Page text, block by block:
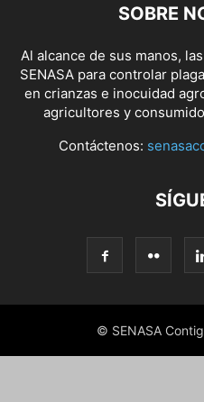
SOBRE
Al alcance de sus manos,
SENASA para controlar
en crianzas e inocuidad
agricultores y
Contáctenos:
© SENASA